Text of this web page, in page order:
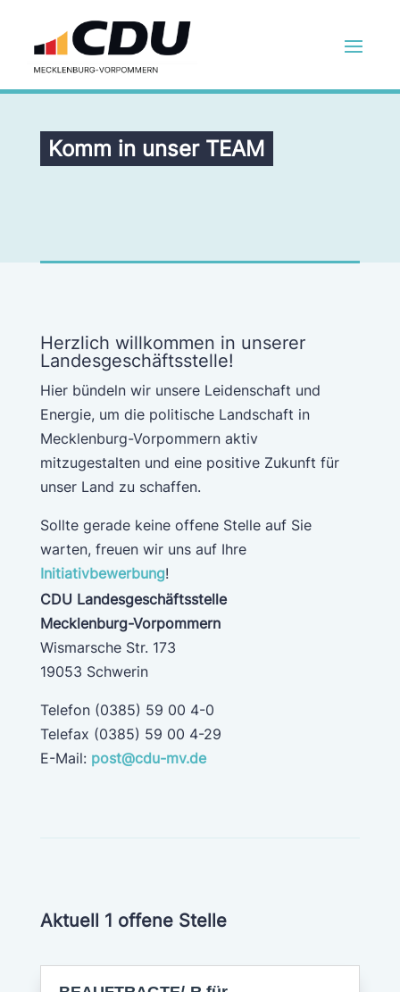
Komm in unser TEAM
Herzlich willkommen in unserer
Landesgeschäftsstelle!
Hier bündeln wir unsere Leidenschaft und
Energie, um die politische Landschaft in
Mecklenburg-Vorpommern aktiv
mitzugestalten und eine positive Zukunft für
unser Land zu schaffen.
Sollte gerade keine offene Stelle auf Sie
warten, freuen wir uns auf Ihre
Initiativbewerbung!
CDU Landesgeschäftsstelle
Mecklenburg-Vorpommern
Wismarsche Str. 173
19053 Schwerin
Telefon (0385) 59 00 4-0
Telefax (0385) 59 00 4-29
E-Mail: post@cdu-mv.de
Aktuell 1 offene Stelle